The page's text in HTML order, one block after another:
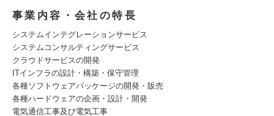
事業内容・会社の特長
システムインテグレーションサービス
システムコンサルティングサービス
クラウドサービスの開発
ITインフラの設計・構築・保守管理
各種ソフトウェアパッケージの開発・販売
各種ハードウェアの企画・設計・開発
電気通信工事及び電気工事